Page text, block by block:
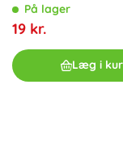
På lager
19 kr.
Læg i